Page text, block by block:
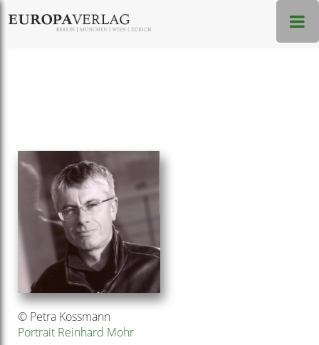
© Petra Kossmann
Portrait Reinhard Mohr